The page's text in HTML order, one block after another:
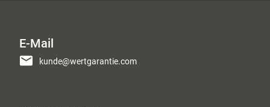
E-Mail
kunde@wertgarantie.com